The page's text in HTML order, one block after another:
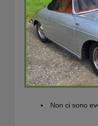
Italia
Non ci sono